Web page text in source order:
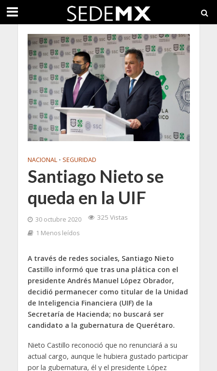
NACIONAL • SEGURIDAD
Santiago Nieto se
queda en la UIF
30 octubre 2020 325 Vistas
1 Menos leídos
A través de redes sociales, Santiago Nieto
Castillo informó que tras una plática con el
presidente Andrés Manuel López Obrador,
decidió permanecer como titular de la Unidad
de Inteligencia Financiera (UIF) de la
Secretaría de Hacienda; no buscará ser
candidato a la gubernatura de Querétaro.
Nieto Castillo reconoció que no renunciará a su
actual cargo, aunque le hubiera gustado participar
por la gubernatura, él y el presidente López